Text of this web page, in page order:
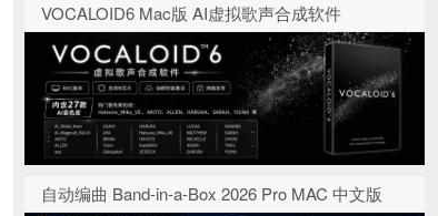
VOCALOID6 Mac版 AI虚拟歌声合成软件
自动编曲 Band-in-a-Box 2026 Pro MAC 中文版